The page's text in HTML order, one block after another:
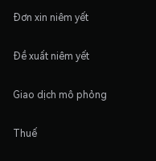
Đơn xin niêm yết
Đề xuất niêm yết
Giao dịch mô phỏng
Thuế